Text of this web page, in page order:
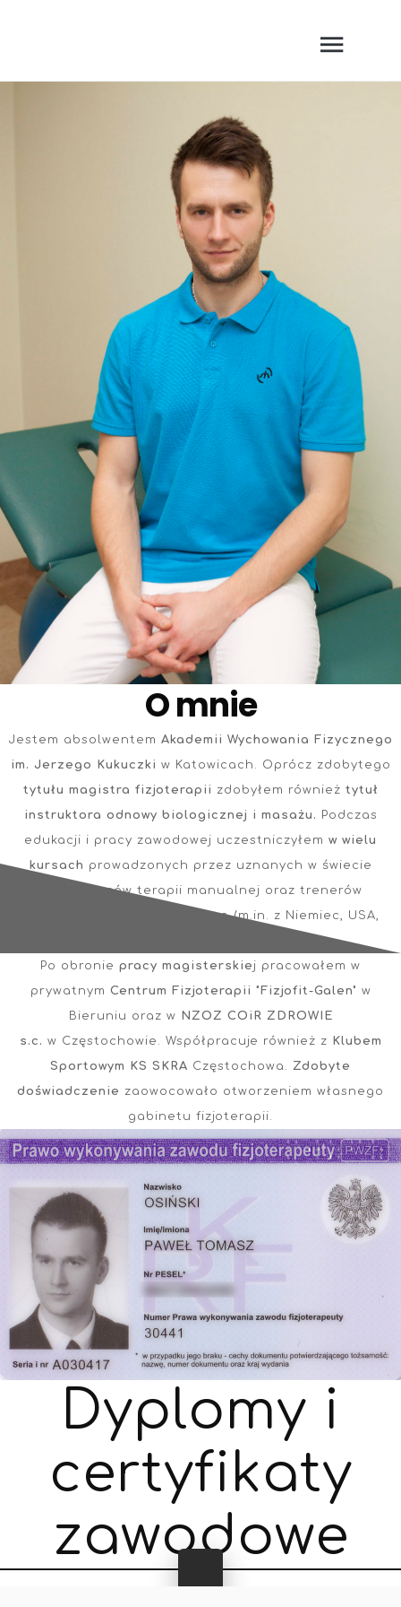
O mnie
Jestem absolwentem Akademii Wychowania Fizycznego
im. Jerzego Kukuczki w Katowicach. Oprócz zdobytego
tytułu magistra fizjoterapii zdobyłem również tytuł
instruktora odnowy biologicznej i masażu.
Podczas
edukacji i pracy zawodowej uczestniczyłem w wielu
kursach prowadzonych przez uznanych w świecie
wykładowców terapii manualnej oraz trenerów
przygotowania motorycznego (m.in. z Niemiec, USA,
Po obronie pracy magisterskie j pracowałem w
prywatnym Centrum Fizjoterapii "Fizjofit-Galen" w
Bieruniu oraz w
NZOZ COiR ZDROWIE
s.c. w Częstochowie. Współpracuje również z
Klubem
Sportowym KS SKRA Częstochowa. Zdobyte
doświadczenie zaowocowało otworzeniem własnego
gabinetu fizjoterapii.
Dyplomy i
certyfikaty
zawodowe